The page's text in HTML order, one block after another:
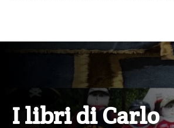
I libri di Carlo